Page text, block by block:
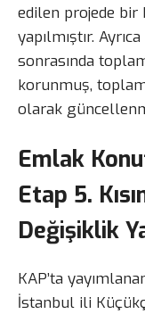
edilen projede bir
yapılmıştır.
sonrasında
korunmuş,
olarak
Emlak
Etap 5.
Değişiklik
KAP’ta
İstanbul ili